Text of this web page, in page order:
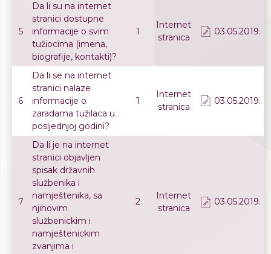
5
Da li su na internet
stranici dostupne
informacije o svim
tužiocima (imena,
biografije, kontakti)?
1
Internet
stranica
03.05.2019.
6
Da li se na internet
stranici nalaze
informacije o
zaradama tužilaca u
posljednjoj godini?
1
Internet
stranica
03.05.2019.
7
Da li je na internet
stranici objavljen
spisak državnih
službenika i
namještenika, sa
njihovim
službenickim i
namještenickim
zvanjima i
2
Internet
stranica
03.05.2019.